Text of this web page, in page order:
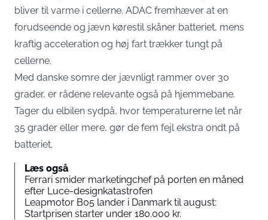
bliver til varme i cellerne. ADAC fremhæver at en
forudseende og jævn kørestil skåner batteriet, mens
kraftig acceleration og høj fart trækker tungt på
cellerne.
Med danske somre der jævnligt rammer over 30
grader, er rådene relevante også på hjemmebane.
Tager du elbilen sydpå, hvor temperaturerne let når
35 grader eller mere, gør de fem fejl ekstra ondt på
batteriet.
Læs også
Ferrari smider marketingchef på porten en måned
efter Luce-designkatastrofen
Leapmotor B05 lander i Danmark til august:
Startprisen starter under 180.000 kr.